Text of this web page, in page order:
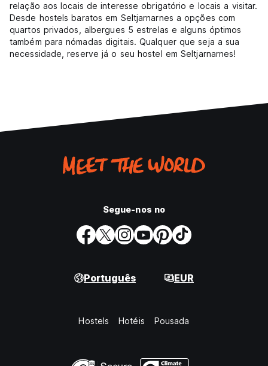
relação aos locais de interesse obrigatório e locais a visitar.
Desde hostels baratos em Seltjarnarnes a opções com
quartos privados, albergues 5 estrelas e alguns óptimos
também para nómadas digitais. Qualquer que seja a sua
necessidade, reserve já o seu hostel em Seltjarnarnes!
Segue-nos no
Português EUR
Hostels Hotéis Pousada